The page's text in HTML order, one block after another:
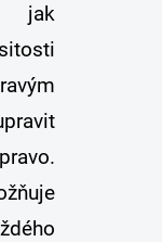
jak